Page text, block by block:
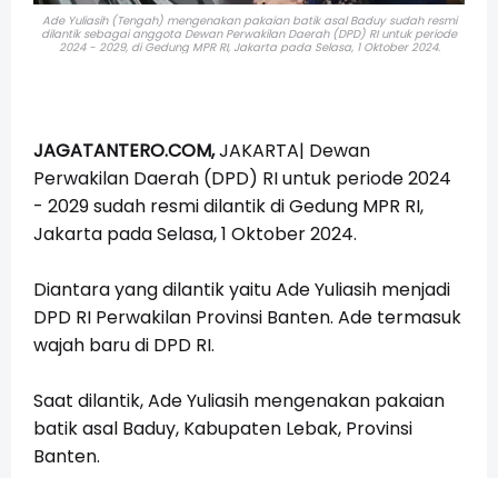
Ade Yuliasih (Tengah) mengenakan pakaian batik asal Baduy sudah resmi
dilantik sebagai anggota Dewan Perwakilan Daerah (DPD) RI untuk periode
2024 - 2029, di Gedung MPR RI, Jakarta pada Selasa, 1 Oktober 2024.
JAGATANTERO.COM,JAKARTA| Dewan
Perwakilan Daerah (DPD) RI untuk periode 2024
- 2029 sudah resmi dilantik di Gedung MPR RI,
Jakarta pada Selasa, 1 Oktober 2024.
Diantara yang dilantik yaitu Ade Yuliasih menjadi
DPD RI Perwakilan Provinsi Banten. Ade termasuk
wajah baru di DPD RI.
Saat dilantik, Ade Yuliasih mengenakan pakaian
batik asal Baduy, Kabupaten Lebak, Provinsi
Banten.